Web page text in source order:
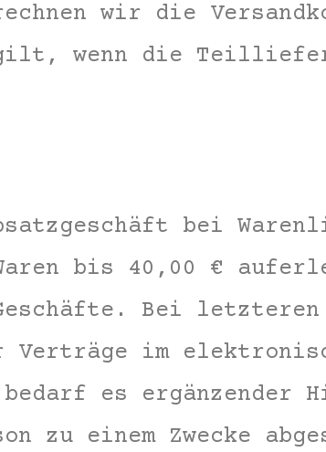
wir die
wenn die
bei
bis 40,00 €
Bei
Verträge im
es ergänzender
einem Zwecke